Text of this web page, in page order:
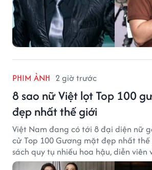
PHIM ẢNH 2 giờ trước
8 sao nữ Việt lọt Top 100
đẹp nhất thế giới
Việt Nam đang có tới 8 đại diện nữ
cử Top 100 Gương mặt đẹp nhất
sách quy tụ nhiều hoa hậu, diễn viên
tiếng của showbiz Việt.